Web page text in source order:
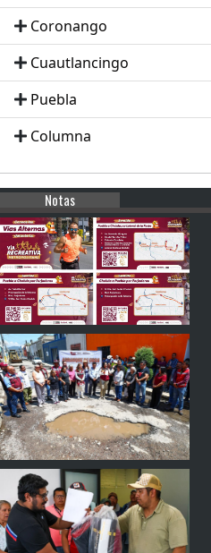
Coronango
Cuautlancingo
Puebla
Columna
Notas